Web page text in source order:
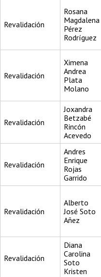
Revalidación
Rosana
Magdalena
Pérez
Rodríguez
Revalidación
Ximena
Andrea
Plata
Molano
Revalidación
Joxandra
Betzabé
Rincón
Acevedo
Revalidación
Andres
Enrique
Rojas
Garrido
Revalidación
Alberto
José Soto
Añez
Revalidación
Diana
Carolina
Soto
Kristen